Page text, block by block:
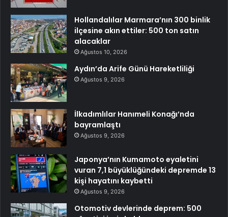
Hollandalılar Marmara’nın 300 binlik
ilçesine akın ettiler: 500 ton satın
alacaklar
Ağustos 10, 2026
Aydın’da Arife Günü Hareketliliği
Ağustos 9, 2026
İlkadımlılar Hanımeli Konağı’nda
bayramlaştı
Ağustos 9, 2026
Japonya’nın Kumamoto eyaletini
vuran 7,1 büyüklüğündeki depremde 13
kişi hayatını kaybetti
Ağustos 9, 2026
Otomotiv devlerinde deprem: 500